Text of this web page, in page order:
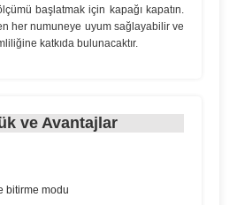
başlatmak için kapağı kapatın.
her numuneye uyum sağlayabilir ve
katkıda bulunacaktır.
ve Avantajlar
bitirme modu